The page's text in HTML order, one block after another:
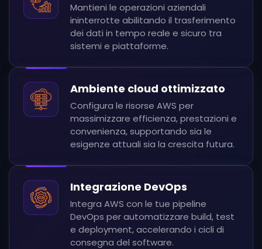
Mantieni le operazioni aziendali
ininterrotte abilitando il trasferimento
dei dati in tempo reale e sicuro tra
sistemi e piattaforme.
Ambiente cloud ottimizzato
Configura le risorse AWS per
massimizzare efficienza, prestazioni e
convenienza, supportando sia le
esigenze attuali sia la crescita futura.
Integrazione DevOps
Integra AWS con le tue pipeline
DevOps per automatizzare build, test
e deployment, accelerando i cicli di
consegna del software.